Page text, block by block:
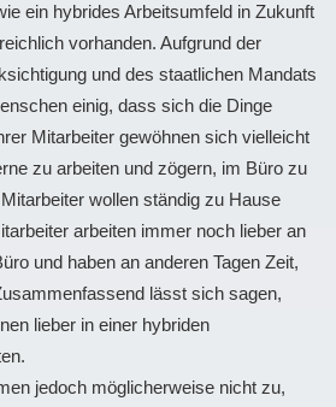
ein hybrides Arbeitsumfeld in Zukunft
vorhanden. Aufgrund der
und des staatlichen Mandats
einig, dass sich die Dinge
Mitarbeiter gewöhnen sich vielleicht
zu arbeiten und zögern, im Büro zu
wollen ständig zu Hause
arbeiten immer noch lieber an
und haben an anderen Tagen Zeit,
lässt sich sagen,
lieber in einer hybriden
jedoch möglicherweise nicht zu,